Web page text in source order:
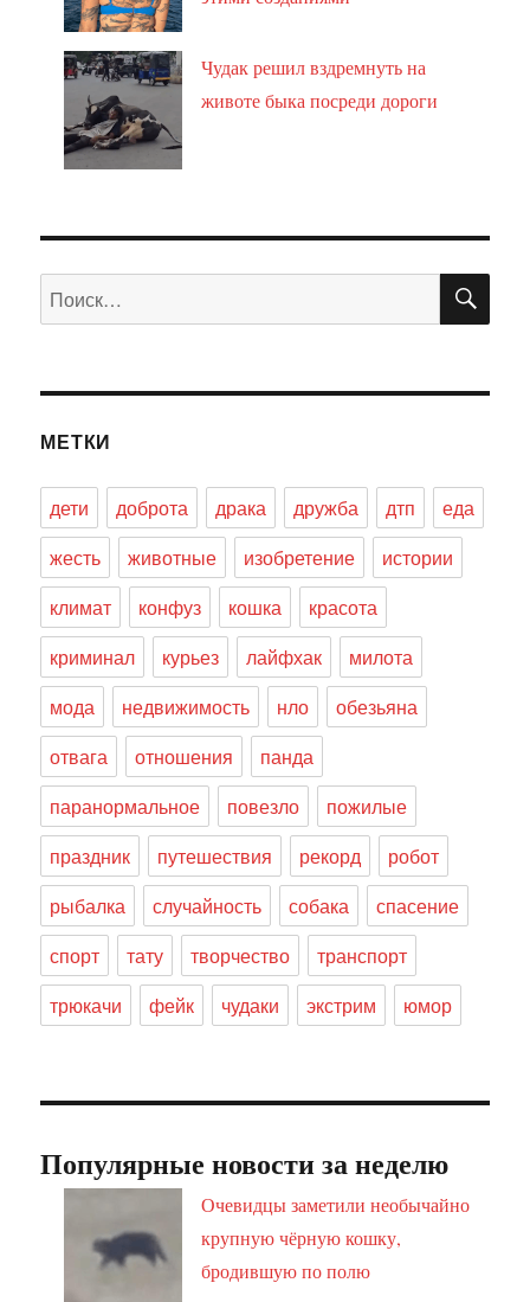
Чудак решил вздремнуть на
животе быка посреди дороги
Искать:
МЕТКИ
дети доброта драка дружба дтп
еда
жесть
животные изобретение
истории
климат
конфуз кошка
красота
криминал
курьез лайфхак
милота
мода
недвижимость нло
обезьяна
отвага
отношения
панда
паранормальное
повезло
пожилые
праздник
путешествия рекорд
робот
рыбалка
случайность собака
спасение
спорт
тату творчество
транспорт
трюкачи
фейк чудаки экстрим юмор
Популярные новости за неделю
Очевидцы заметили необычайно
крупную чёрную кошку,
бродившую по полю